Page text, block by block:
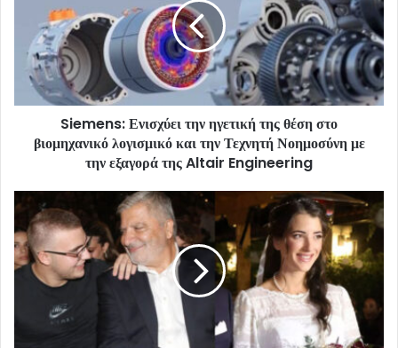
Siemens: Ενισχύει την ηγετική της θέση στο
βιομηχανικό λογισμικό και την Τεχνητή Νοημοσύνη με
την εξαγορά της Altair Engineering